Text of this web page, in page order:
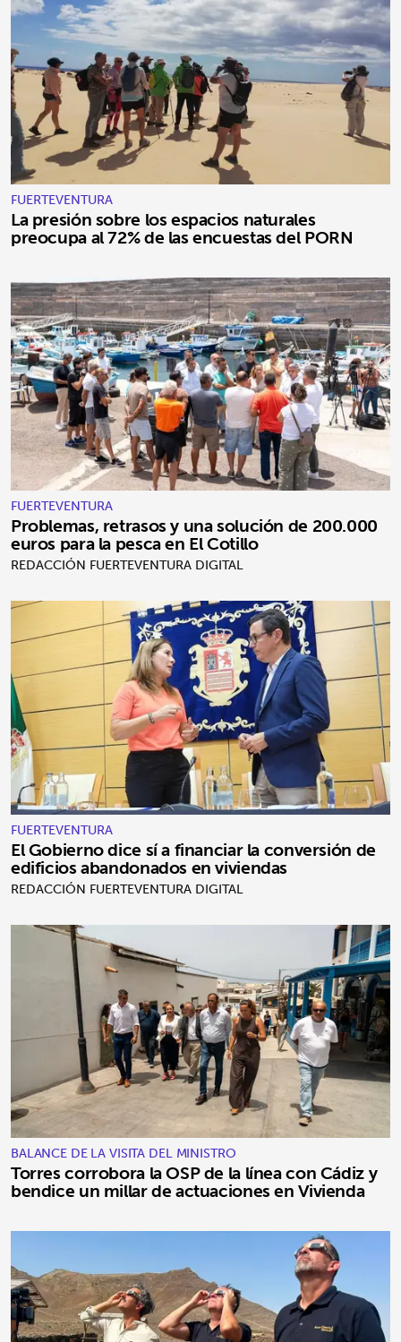
FUERTEVENTURA
La presión sobre los espacios naturales
preocupa al 72% de las encuestas del PORN
FUERTEVENTURA
Problemas, retrasos y una solución de 200.000
euros para la pesca en El Cotillo
REDACCIÓN FUERTEVENTURA DIGITAL
FUERTEVENTURA
El Gobierno dice sí a financiar la conversión de
edificios abandonados en viviendas
REDACCIÓN FUERTEVENTURA DIGITAL
BALANCE DE LA VISITA DEL MINISTRO
Torres corrobora la OSP de la línea con Cádiz y
bendice un millar de actuaciones en Vivienda